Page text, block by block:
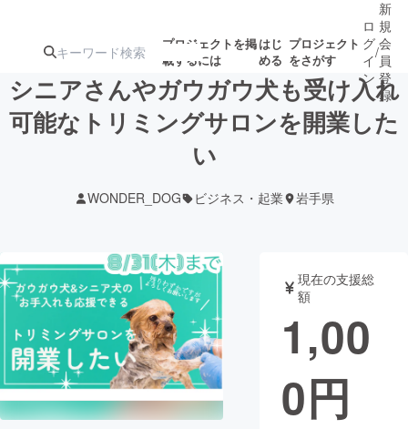
プロジェクトを掲
載するには
はじ
める
プロジェクト
をさがす
注目の新着プロ
テクノロジー・ガジェット
映像・映画 書籍・雑誌
ビジネス・起業 チャレンジ
ロ
グ
イ
ン
/
新
規
会
員
登
録
シニアさんやガウガウ犬も受け入れ
可能なトリミングサロンを開業した
い
WONDER_DOG ビジネス・起業 岩手県
現在の支援総
額
1,00
0円